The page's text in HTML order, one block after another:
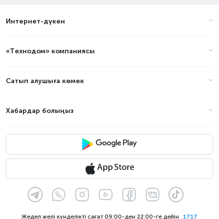
Интернет-дүкен
«Технодом» компаниясы
Сатып алушыға көмек
Хабардар болыңыз
1717
Жедел желі күнделікті сағат 09:00-ден 22:00-ге дейін